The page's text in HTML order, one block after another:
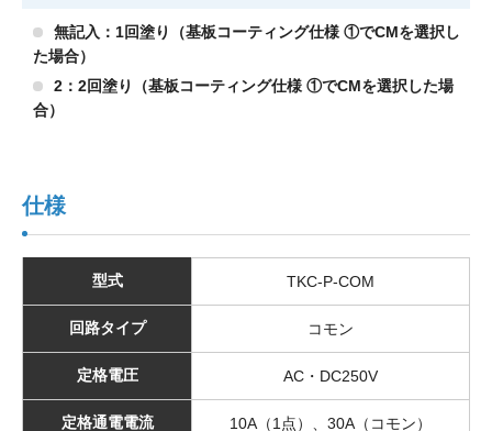
無記入：1回塗り（基板コーティング仕様 ①でCMを選択し
た場合）
2：2回塗り（基板コーティング仕様 ①でCMを選択した場
合）
仕様
型式 TKC-P-COM
回路タイプ コモン
定格電圧 AC・DC250V
定格通電電流 10A（1点）、30A（コモン）